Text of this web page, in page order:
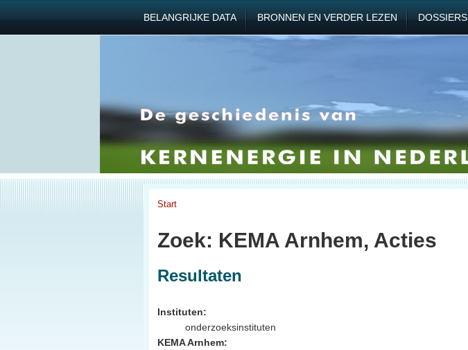
BELANGRIJKE DATA BRONNEN EN VERDER LEZEN DOSSIERS
Start
Zoek: KEMA Arnhem, Acties
Resultaten
Instituten:
onderzoeksinstituten
KEMA Arnhem: